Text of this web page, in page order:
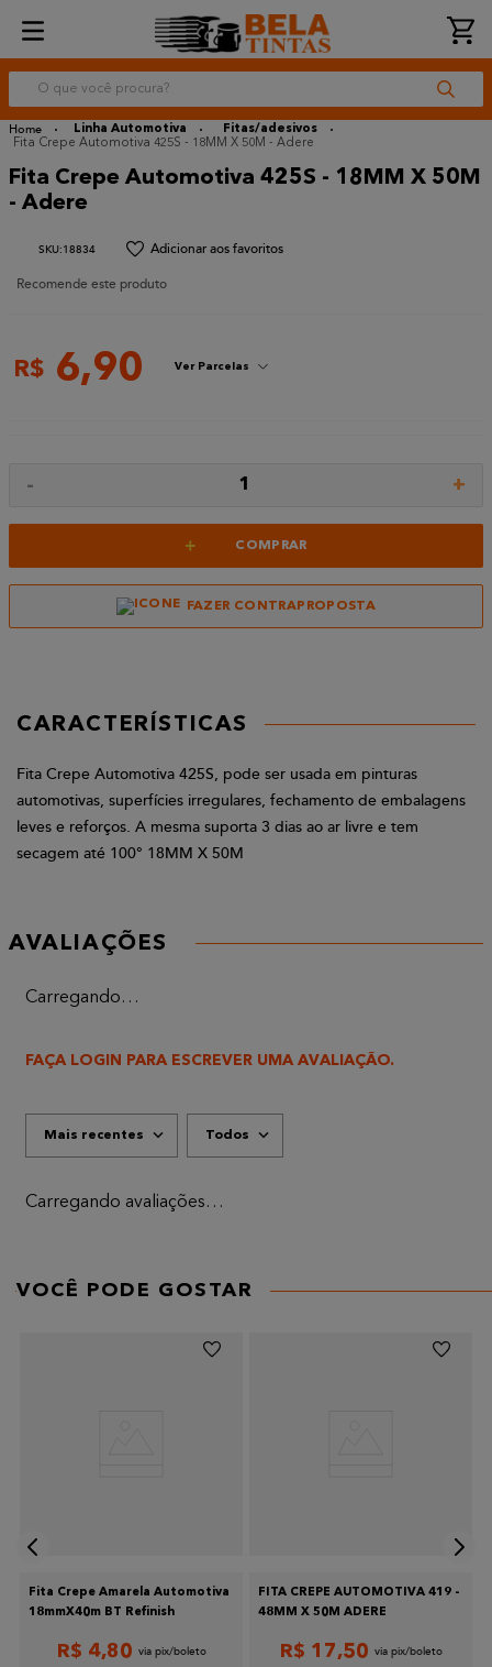
O que você procura?
Linha Automotiva
Fitas/adesivos
Fita Crepe Automotiva 425S - 18MM X 50M - Adere
Fita Crepe Automotiva 425S - 18MM X 50M
- Adere
:18834
Recomende este produto
R$ 6,90 Ver Parcelas
- 1 +
+ COMPRAR
FAZER CONTRAPROPOSTA
CARACTERÍSTICAS
Fita Crepe Automotiva 425S, pode ser usada em pinturas
automotivas, superfícies irregulares, fechamento de embalagens
leves e reforços. A mesma suporta 3 dias ao ar livre e tem
secagem até 100° 18MM X 50M
AVALIAÇÕES
Carregando…
FAÇA LOGIN PARA ESCREVER UMA AVALIAÇÃO.
Mais recentes Todos
Carregando avaliações…
VOCÊ PODE GOSTAR
Fita Crepe Amarela Automotiva
18mmX40m BT Refinish
R$ 4,80
FITA CREPE AUTOMOTIVA 419 -
48MM X 50M ADERE
R$ 17,50